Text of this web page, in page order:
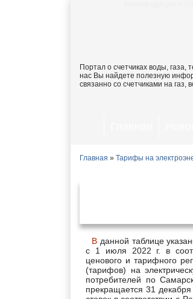
Портал о счетчиках воды, газа,
нас Вы найдете полезную
связанно со счетчиками на газ,
Главная » Тарифы на
В данной таблице указаны параметры тарифов на электроэнергию, действующие в Самарской области
с 1 июля 2022 г. в
ценового и тарифного
(тарифов) на
потребителей по
прекращается 31